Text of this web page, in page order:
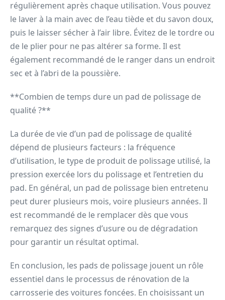
régulièrement après chaque utilisation. Vous pouvez
le laver à la main avec de l’eau tiède et du savon doux,
puis le laisser sécher à l’air libre. Évitez de le tordre ou
de le plier pour ne pas altérer sa forme. Il est
également recommandé de le ranger dans un endroit
sec et à l’abri de la poussière.
**Combien de temps dure un pad de polissage de
qualité ?**
La durée de vie d’un pad de polissage de qualité
dépend de plusieurs facteurs : la fréquence
d’utilisation, le type de produit de polissage utilisé, la
pression exercée lors du polissage et l’entretien du
pad. En général, un pad de polissage bien entretenu
peut durer plusieurs mois, voire plusieurs années. Il
est recommandé de le remplacer dès que vous
remarquez des signes d’usure ou de dégradation
pour garantir un résultat optimal.
En conclusion, les pads de polissage jouent un rôle
essentiel dans le processus de rénovation de la
carrosserie des voitures foncées. En choisissant un